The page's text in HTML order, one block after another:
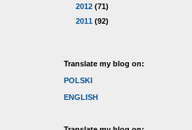
2012 (71)
2011 (92)
Translate my blog on:
POLSKI
ENGLISH